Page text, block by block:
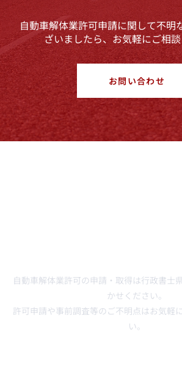
自動車解体業許可申請に関して不明
ざいましたら、お気軽にご相
お問い合わせ
自動車解体業許可の申請・取得は行政書士
かせください。
許可申請や事前調査等のご不明点はお気軽
い。